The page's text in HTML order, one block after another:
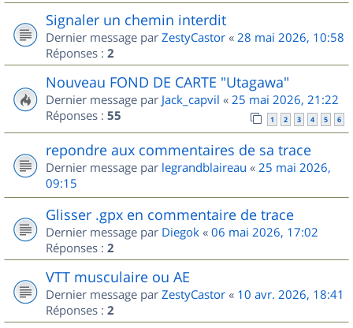
Signaler un chemin interdit
Dernier message par ZestyCastor « 28 mai 2026, 10:58
Réponses : 2
Nouveau FOND DE CARTE "Utagawa"
Dernier message par Jack_capvil « 25 mai 2026, 21:22
Réponses : 55 1 2 3 4 5 6
repondre aux commentaires de sa trace
Dernier message par legrandblaireau « 25 mai 2026,
09:15
Glisser .gpx en commentaire de trace
Dernier message par Diegok « 06 mai 2026, 17:02
Réponses : 2
VTT musculaire ou AE
Dernier message par ZestyCastor « 10 avr. 2026, 18:41
Réponses : 2